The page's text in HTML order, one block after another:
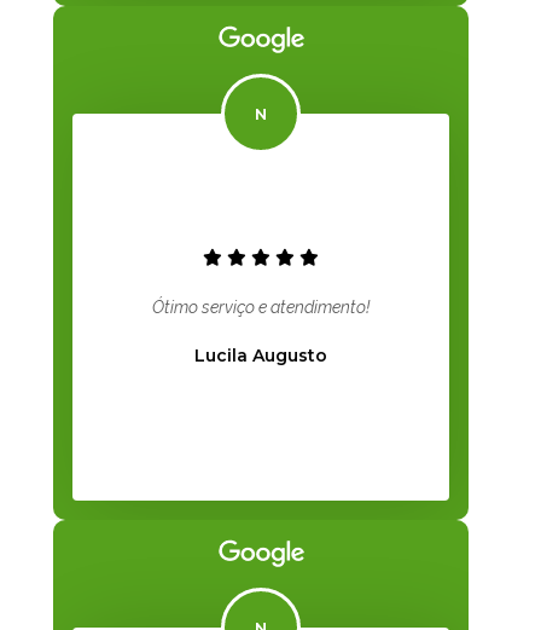
Ótimo serviço e atendimento!
Lucila Augusto